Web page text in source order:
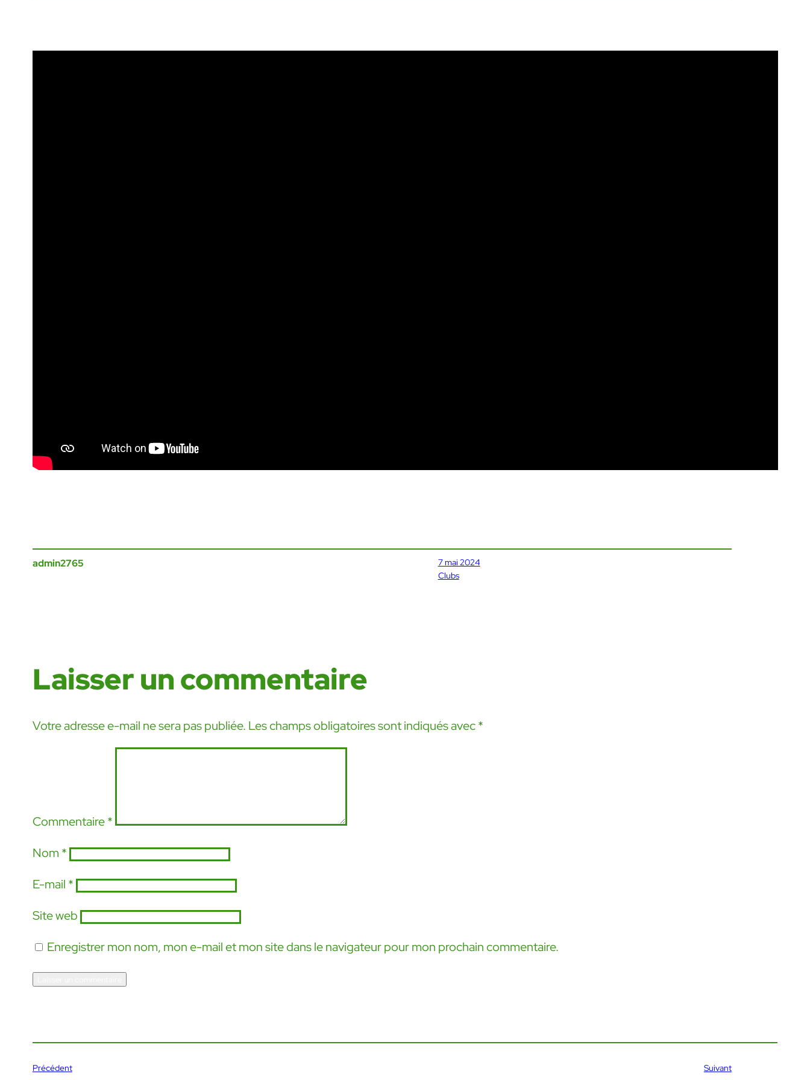
admin2765
7 mai 2024
Clubs
Laisser un commentaire
Votre adresse e-mail ne sera pas publiée. Les champs obligatoires sont indiqués avec*
Commentaire*
Nom *
E-mail *
Site web
Enregistrer mon nom, mon e-mail et mon site dans le navigateur pour mon prochain commentaire.
Précédent Suivant